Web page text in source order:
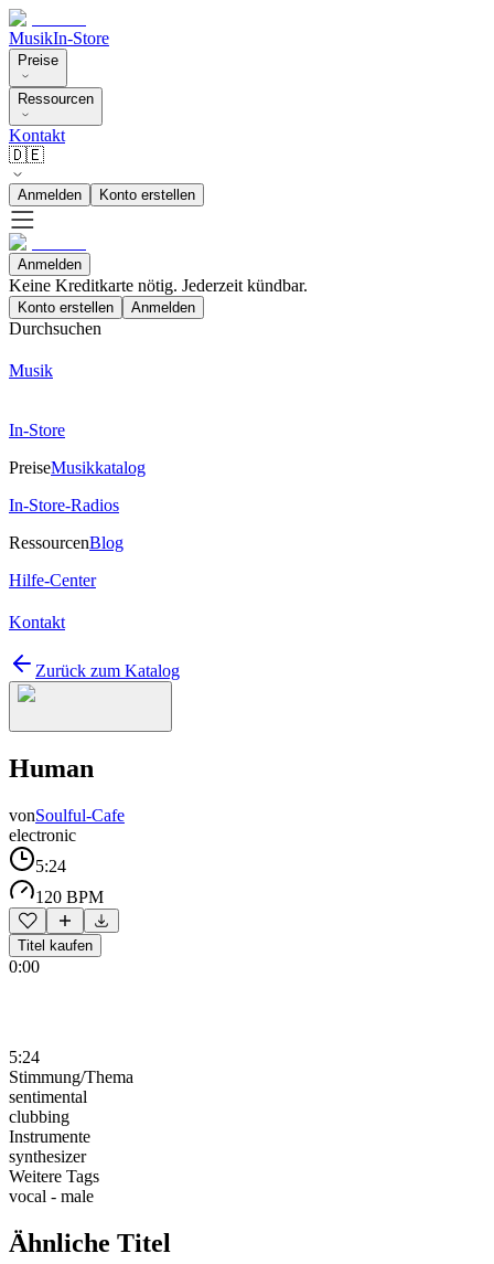
MusikIn-Store
Preise
Ressourcen
Kontakt
🇩🇪
Anmelden Konto erstellen
Anmelden
Keine Kreditkarte nötig. Jederzeit kündbar.
Konto erstellen Anmelden
Durchsuchen
Musik
In-Store
PreiseMusikkatalog
In-Store-Radios
RessourcenBlog
Hilfe-Center
Kontakt
Zurück zum Katalog
Human
vonSoulful-Cafe
electronic
5:24
120 BPM
Titel kaufen
0:00
5:24
Stimmung/Thema
sentimental
clubbing
Instrumente
synthesizer
Weitere Tags
vocal - male
Ähnliche Titel